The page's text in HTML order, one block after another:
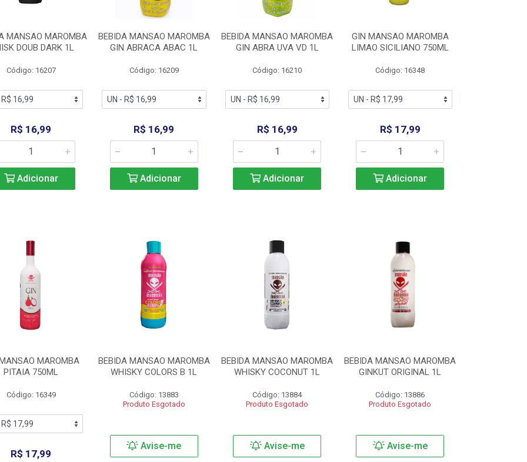
MANSAO MAROMBA
DOUB DARK 1L
Código: 16207
R$ 16,99
Adicionar
BEBIDA MANSAO MAROMBA
GIN ABRACA ABAC 1L
Código: 16209
R$ 16,99
Adicionar
BEBIDA MANSAO MAROMBA
GIN ABRA UVA VD 1L
Código: 16210
R$ 16,99
Adicionar
GIN MANSAO MAROMBA
LIMAO SICILIANO 750ML
Código: 16348
R$ 17,99
Adicionar
MAROMBA
PITAIA 750ML
Código: 16349
R$ 17,99
BEBIDA MANSAO MAROMBA
WHISKY COLORS B 1L
Código: 13883
Produto Esgotado
Avise-me
BEBIDA MANSAO MAROMBA
WHISKY COCONUT 1L
Código: 13884
Produto Esgotado
Avise-me
BEBIDA MANSAO MAROMBA
GINKUT ORIGINAL 1L
Código: 13886
Produto Esgotado
Avise-me